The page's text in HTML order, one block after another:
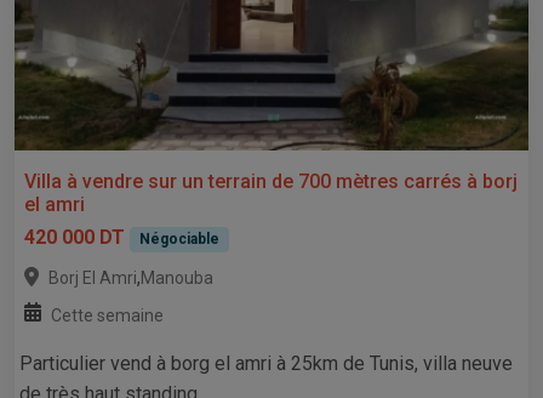
Villa à vendre sur un terrain de 700 mètres carrés à borj
el amri
420 000 DT
Négociable
Borj El Amri,Manouba
Cette semaine
Particulier vend à borg el amri à 25km de Tunis, villa neuve
de très haut standing...